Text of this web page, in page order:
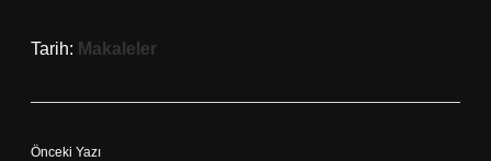
Tarih: Makaleler
Önceki Yazı